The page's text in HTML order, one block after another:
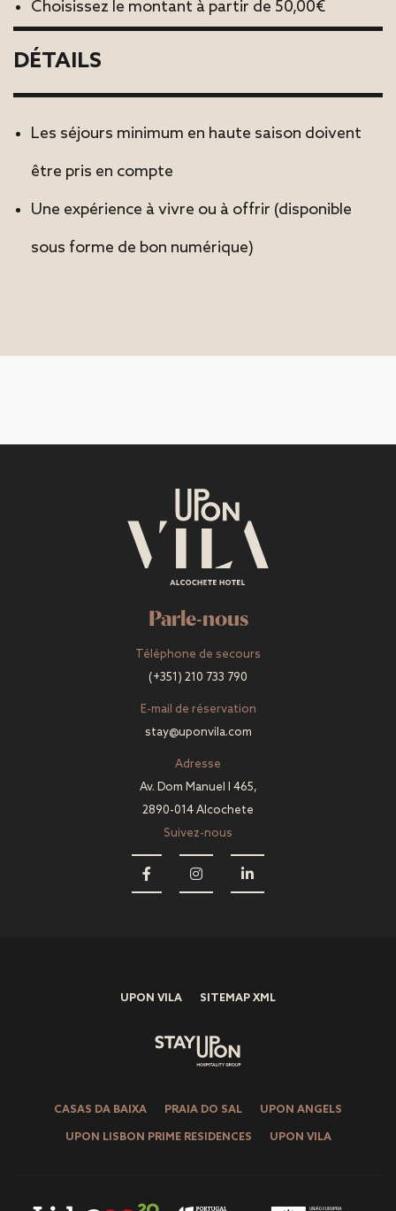
Choisissez le montant à partir de 50,00€
DÉTAILS
Les séjours minimum en haute saison doivent
être pris en compte
Une expérience à vivre ou à offrir (disponible
sous forme de bon numérique)
Parle-nous
Téléphone de secours
(+351) 210 733 790
E-mail de réservation
stay@uponvila.com
Adresse
Av. Dom Manuel I 465,
2890-014 Alcochete
Suivez-nous
UPON VILA SITEMAP XML
CASAS DA BAIXA PRAIA DO SAL UPON ANGELS
UPON LISBON PRIME RESIDENCES UPON VILA